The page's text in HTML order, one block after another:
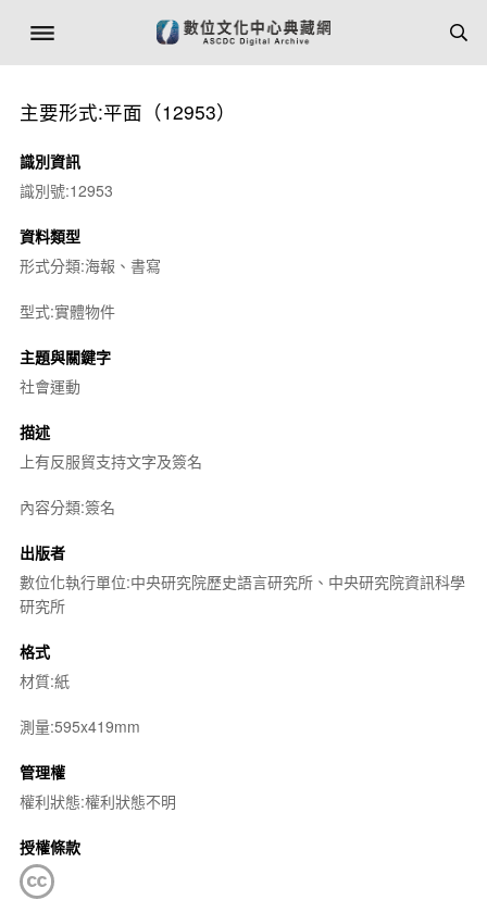
主要形式:平面（12953）
識別資訊
識別號:12953
資料類型
形式分類:海報、書寫
型式:實體物件
主題與關鍵字
社會運動
描述
上有反服貿支持文字及簽名
內容分類:簽名
出版者
數位化執行單位:中央研究院歷史語言研究所、中央研究院資訊科學
研究所
格式
材質:紙
測量:595x419mm
管理權
權利狀態:權利狀態不明
授權條款